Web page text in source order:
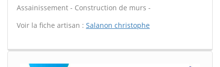
Assainissement - Construction de murs -
Voir la fiche artisan : Salanon christophe